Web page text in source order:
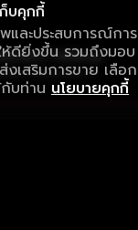
บคุกกี้
และประสบการณ์การ
ห้ดียิ่งขึ้น รวมถึงมอบ
เสริมการขาย เลือก
กับท่าน นโยบายคุกกี้
ไหลกว่า ไม่มีสะดุด
พื่อการรับชมที่ดีกว่า